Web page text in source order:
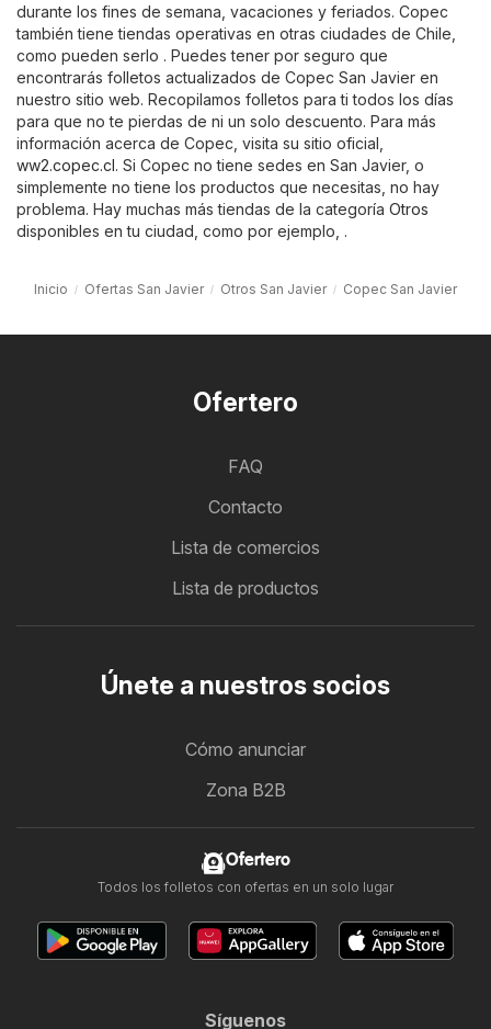
durante los fines de semana, vacaciones y feriados. Copec
también tiene tiendas operativas en otras ciudades de Chile,
como pueden serlo . Puedes tener por seguro que
encontrarás folletos actualizados de Copec San Javier en
nuestro sitio web. Recopilamos folletos para ti todos los días
para que no te pierdas de ni un solo descuento. Para más
información acerca de Copec, visita su sitio oficial,
ww2.copec.cl. Si Copec no tiene sedes en San Javier, o
simplemente no tiene los productos que necesitas, no hay
problema. Hay muchas más tiendas de la categoría Otros
disponibles en tu ciudad, como por ejemplo, .
Inicio Ofertas San Javier Otros San Javier Copec San Javier
Ofertero
FAQ
Contacto
Lista de comercios
Lista de productos
Únete a nuestros socios
Cómo anunciar
Zona B2B
Ofertero
Todos los folletos con ofertas en un solo lugar
Síguenos